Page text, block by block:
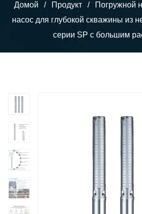
Домой / Продукт / Погружной
насос для глубокой скважины из
серии SP с большим